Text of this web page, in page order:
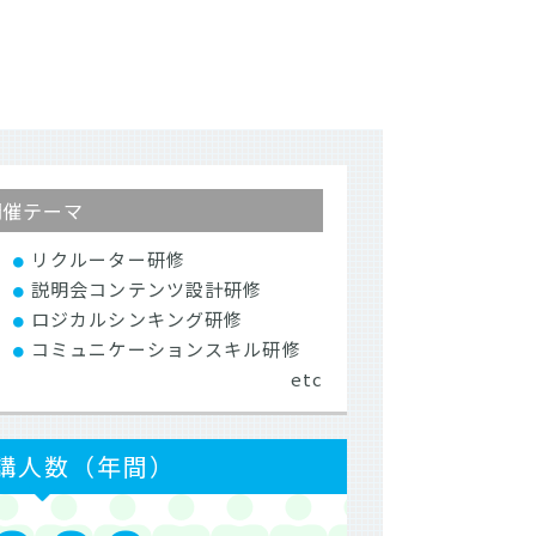
テーマ
リクルーター研修
説明会コンテンツ設計研修
ロジカルシンキング研修
コミュニケーションスキル研修
etc
人数（年間）